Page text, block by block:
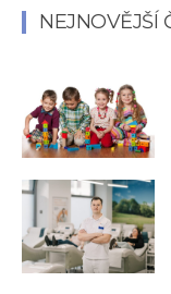
NEJNOVĚJŠÍ